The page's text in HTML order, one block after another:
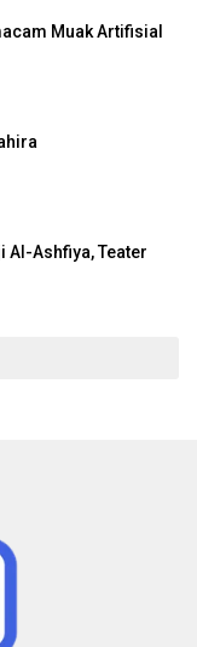
Muak Artifisial
Al-Ashfiya, Teater